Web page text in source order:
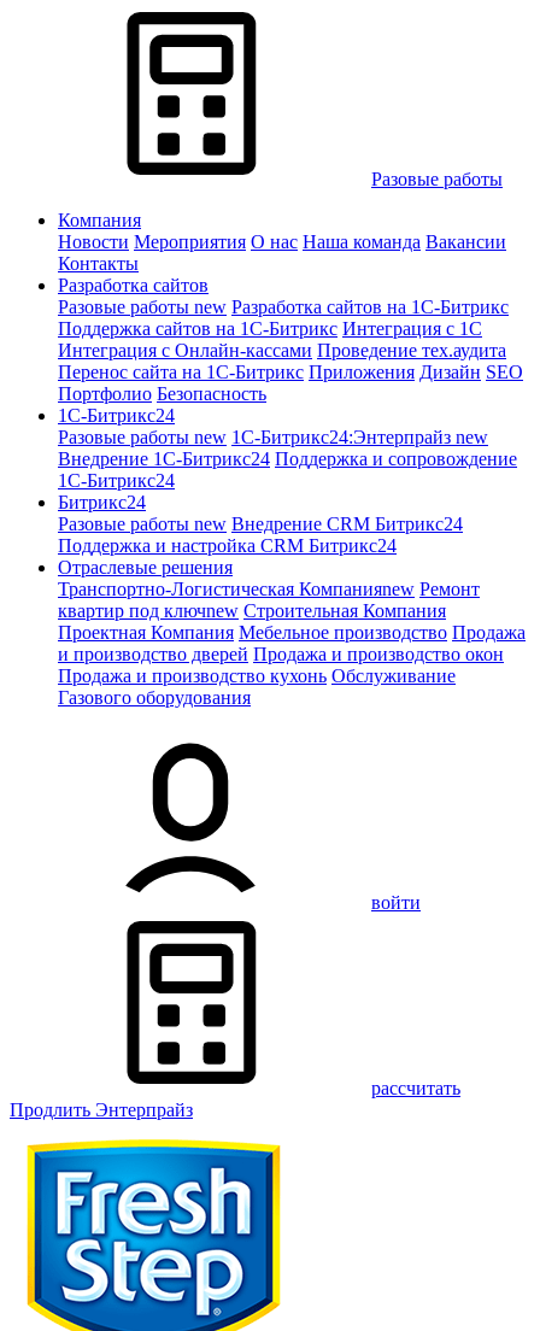
Разовые работы
Компания
Новости Мероприятия О нас Наша команда Вакансии
Контакты
Разработка сайтов
Разовые работы new Разработка сайтов на 1С-Битрикс
Поддержка сайтов на 1С-Битрикс Интеграция с 1С
Интеграция с Онлайн-кассами Проведение тех.аудита
Перенос сайта на 1С-Битрикс Приложения Дизайн SEO
Портфолио Безопасность
1C-Битрикс24
Разовые работы new 1С-Битрикс24:Энтерпрайз new
Внедрение 1C-Битрикс24 Поддержка и сопровождение
1С-Битрикс24
Битрикс24
Разовые работы new Внедрение CRM Битрикс24
Поддержка и настройка CRM Битрикс24
Отраслевые решения
Транспортно-Логистическая Компанияnew Ремонт
квартир под ключnew Строительная Компания
Проектная Компания Мебельное производство Продажа
и производство дверей Продажа и производство окон
Продажа и производство кухонь Обслуживание
Газового оборудования
войти
рассчитать
Продлить Энтерпрайз